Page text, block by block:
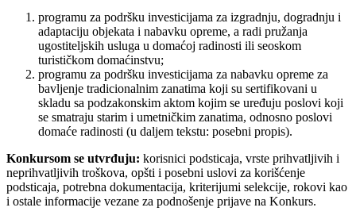
programu za podršku investicijama za izgradnju, dogradnju i
adaptaciju objekata i nabavku opreme, a radi pružanja
ugostiteljskih usluga u domaćoj radinosti ili seoskom
turističkom domaćinstvu;
programu za podršku investicijama za nabavku opreme za
bavljenje tradicionalnim zanatima koji su sertifikovani u
skladu sa podzakonskim aktom kojim se uređuju poslovi koji
se smatraju starim i umetničkim zanatima, odnosno poslovi
domaće radinosti (u daljem tekstu: posebni propis).
Konkursom se utvrđuju: korisnici podsticaja, vrste prihvatljivih i
neprihvatljivih troškova, opšti i posebni uslovi za korišćenje
podsticaja, potrebna dokumentacija, kriterijumi selekcije, rokovi kao
i ostale informacije vezane za podnošenje prijave na Konkurs.